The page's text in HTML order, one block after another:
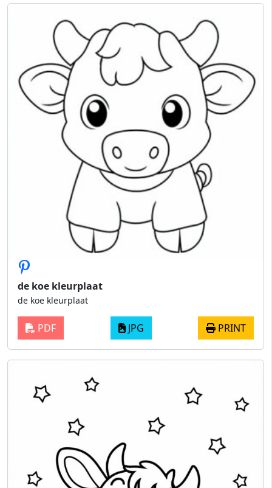
de koe kleurplaat
de koe kleurplaat
PDF JPG PRINT